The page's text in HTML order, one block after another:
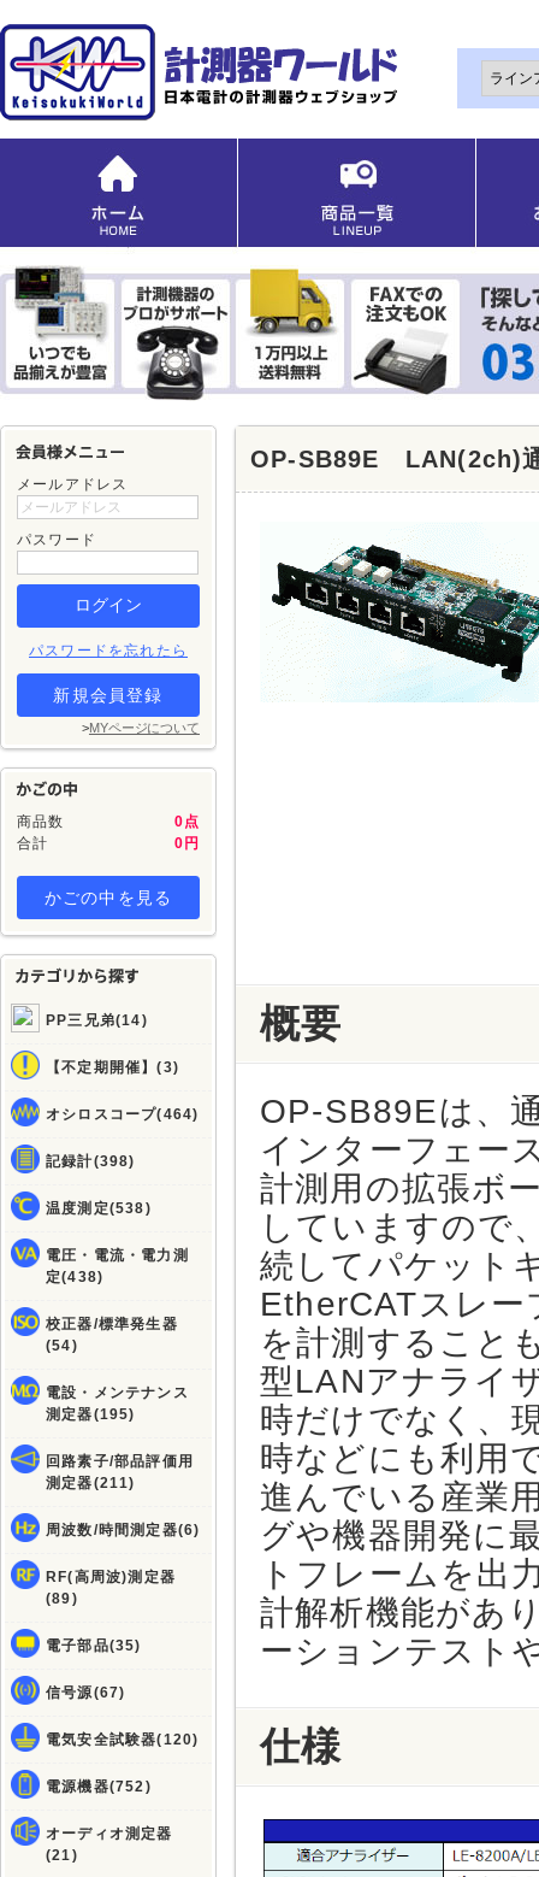
メールアドレス
パスワード
パスワードを忘れたら
新規会員登録
>MYページについて
商品数
0点
合計
0円
かごの中を見る
PP三兄弟(14)
【不定期開催】(3)
オシロスコープ(464)
記録計(398)
温度測定(538)
電圧・電流・電力測
定(438)
校正器/標準発生器
(54)
電設・メンテナンス
測定器(195)
回路素子/部品評価用
測定器(211)
周波数/時間測定器(6)
RF(高周波)測定器
(89)
電子部品(35)
信号源(67)
電気安全試験器(120)
電源機器(752)
オーディオ測定器
(21)
OP-SB89E LAN(2ch)
概要
OP-SB89Eは、
インターフェー
計測用の拡張ボ
していますので
続してパケット
EtherCATスレ
を計測すること
型LANアナライ
時だけでなく、
時などにも利用
進んでいる産業
グや機器開発に
トフレームを出
計解析機能があ
ーションテスト
仕様